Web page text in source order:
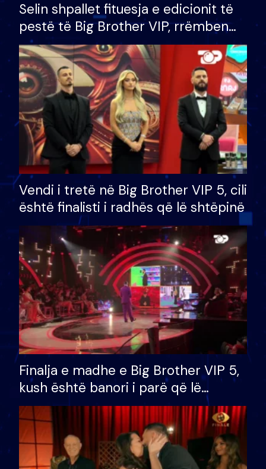
Selin shpallet fituesja e edicionit të
pestë të Big Brother VIP, rrëmben
çmimin e madh prej 100 mijë eurosh
Vendi i tretë në Big Brother VIP 5, cili
është finalisti i radhës që lë shtëpinë
Finalja e madhe e Big Brother VIP 5,
kush është banori i parë që lë
shtëpinë dhe humb mundësinë për
të fituar çmimin e madh